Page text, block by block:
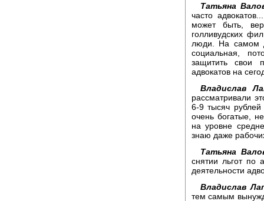
Татьяна
часто
может быть,
голливудских
люди. На самом
социальная,
защитить свои
адвокатов на
Владислав
рассматривали
6-9 тысяч рублей
очень богатые,
на уровне
знаю даже
Татьяна
снятии льгот по
деятельности
Владислав
тем самым